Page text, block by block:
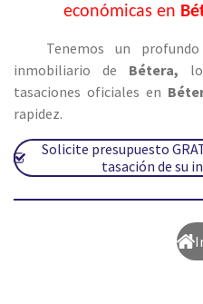
económicas en
Tenemos un profundo
inmobiliario de Bétera,
tasaciones oficiales en
rapidez.
Solicite presupuesto
tasación de su